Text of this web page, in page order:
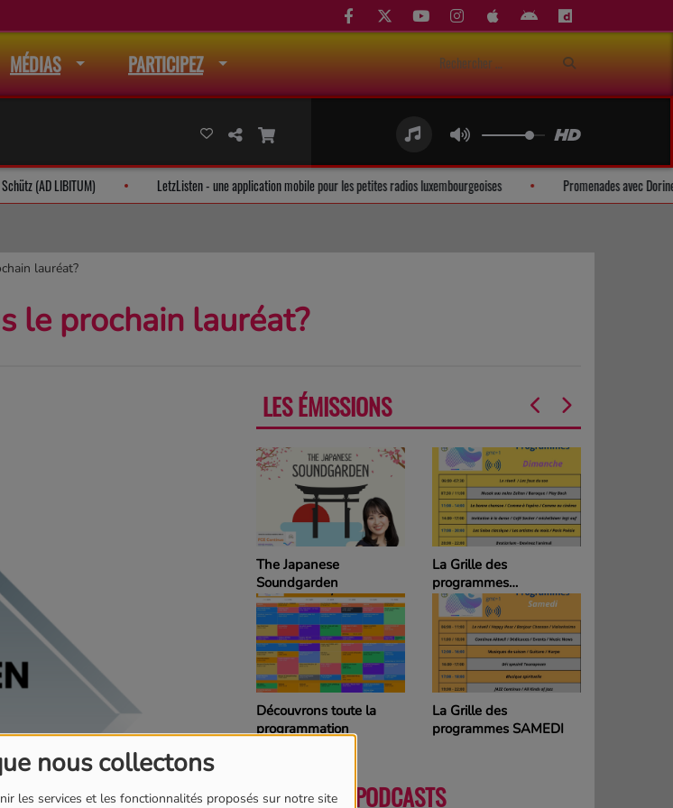
nous collectons
les services et les fonctionnalités proposés sur notre site
MÉDIAS PARTICIPEZ
Schütz (AD LIBITUM) LetzListen - une application mobile pour les petites radios luxembourgeoises Promenades
lauréat?
le prochain lauréat?
LES ÉMISSIONS
La revue de cuisine
The Japanese
Soundgarden
Découvrons toute la
programmation
La Grille des
programmes
DIMANCHE
La Grille des
programmes SAMEDI
DERNIERS PODCASTS